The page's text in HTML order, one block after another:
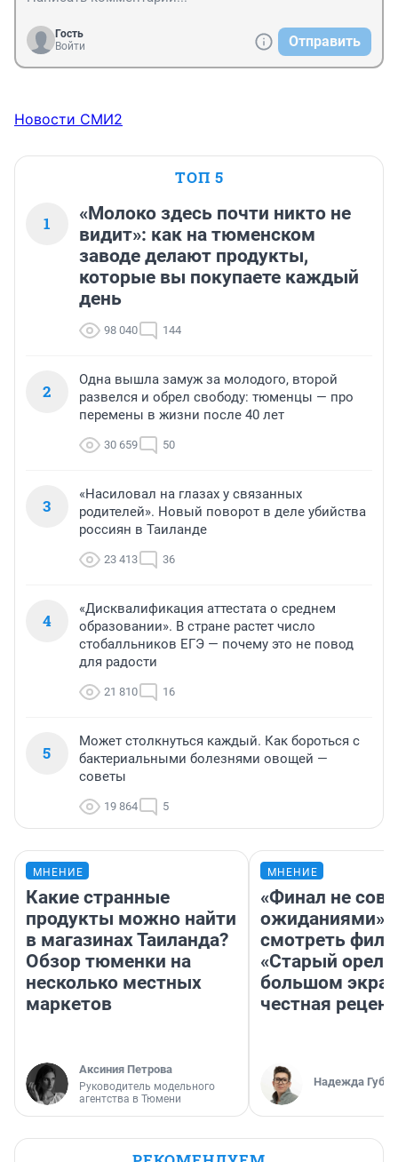
Гость
Войти
Отправить
Новости СМИ2
ТОП 5
1
«Молоко здесь почти никто не
видит»: как на тюменском
заводе делают продукты,
которые вы покупаете каждый
день
98 040 144
2
Одна вышла замуж за молодого, второй
развелся и обрел свободу: тюменцы — про
перемены в жизни после 40 лет
30 659 50
3
«Насиловал на глазах у связанных
родителей». Новый поворот в деле убийства
россиян в Таиланде
23 413 36
4
«Дисквалификация аттестата о среднем
образовании». В стране растет число
стобалльников ЕГЭ — почему это не повод
для радости
21 810 16
5
Может столкнуться каждый. Как бороться с
бактериальными болезнями овощей —
советы
19 864 5
МНЕНИЕ
Какие странные
продукты можно найти
в магазинах Таиланда?
Обзор тюменки на
несколько местных
маркетов
Аксиния Петрова
Руководитель модельного
агентства в Тюмени
МНЕНИЕ
«Финал не
ожиданиями»:
смотреть
«Старый орел»
большом
честная
Надежда